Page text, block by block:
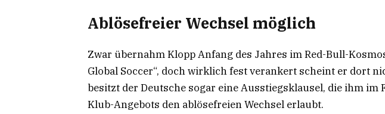
Ablösefreier Wechsel möglich
Zwar übernahm Klopp Anfang des Jahres im Red-Bull-
Global Soccer“, doch wirklich fest verankert scheint er dort
besitzt der Deutsche sogar eine Ausstiegsklausel, die ihm im
Klub-Angebots den ablösefreien Wechsel erlaubt.